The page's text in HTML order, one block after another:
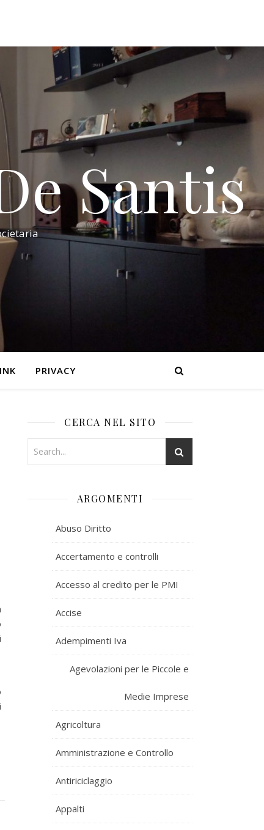
Santis
PRIVACY
CERCA NEL SITO
ARGOMENTI
Abuso Diritto
Accertamento e controlli
Accesso al credito per le PMI
Accise
Adempimenti Iva
Agevolazioni per le Piccole e
Medie Imprese
Agricoltura
Amministrazione e Controllo
Antiriciclaggio
Appalti